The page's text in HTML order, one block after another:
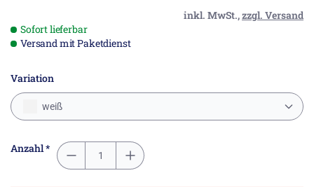
inkl. MwSt.,zzgl. Versand
Sofort lieferbar
Versand mit Paketdienst
Variation
weiß
Anzahl *